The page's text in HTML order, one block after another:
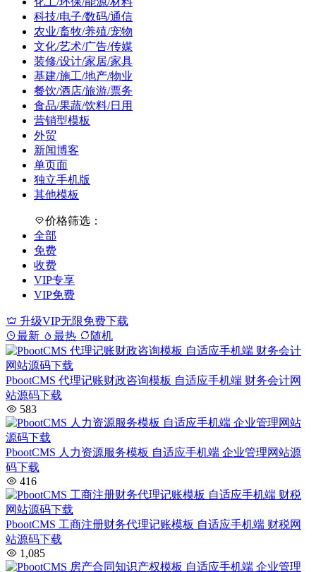
科技/电子/数码/通信
农业/畜牧/养殖/宠物
文化/艺术/广告/传媒
装修/设计/家居/家具
基建/施工/地产/物业
餐饮/酒店/旅游/票务
食品/果蔬/饮料/日用
营销型模板
外贸
新闻博客
单页面
独立手机版
其他模板
价格筛选：
全部
免费
收费
VIP专享
VIP免费
升级VIP无限免费下载
最新
最热 随机
PbootCMS 代理记账财政咨询模板 自适应手机端 财务会计网
站源码下载
583
PbootCMS 人力资源服务模板 自适应手机端 企业管理网站源
码下载
416
PbootCMS 工商注册财务代理记账模板 自适应手机端 财税网
站源码下载
1,085